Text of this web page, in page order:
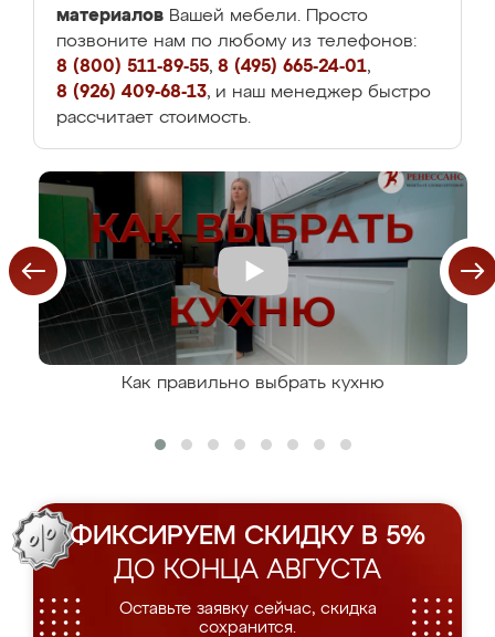
материалов Вашей мебели. Просто
позвоните нам по любому из телефонов:
8 (800) 511-89-55, 8 (495) 665-24-01,
8 (926) 409-68-13, и наш менеджер быстро
рассчитает стоимость.
Как правильно выбрать кухню
ФИКСИРУЕМ СКИДКУ В 5%
ДО КОНЦА АВГУСТА
Оставьте заявку сейчас, скидка
сохранится.